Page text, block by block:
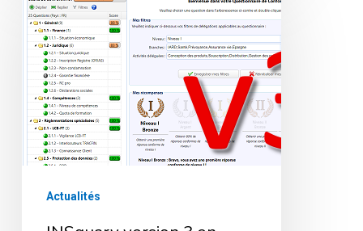
version
ligne
Actualités